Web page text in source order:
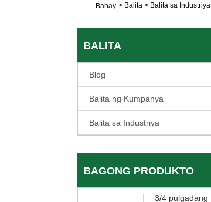
Bahay > Balita > Balita sa Industriya
BALITA
Blog
Balita ng Kumpanya
Balita sa Industriya
BAGONG PRODUKTO
3/4 pulgadang